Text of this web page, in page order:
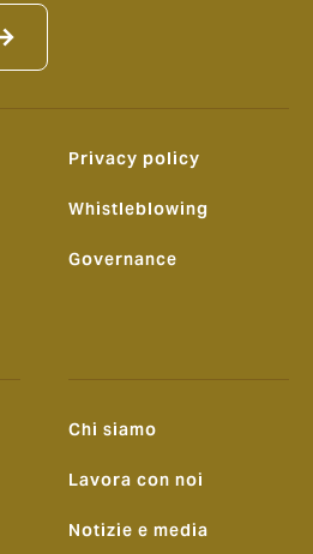
Privacy policy
Whistleblowing
Governance
Chi siamo
Lavora con noi
Notizie e media